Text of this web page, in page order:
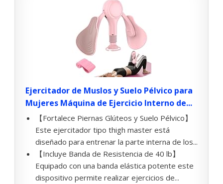
Ejercitador de Muslos y Suelo Pélvico para
Mujeres Máquina de Ejercicio Interno de...
【Fortalece Piernas Glúteos y Suelo Pélvico】
Este ejercitador tipo thigh master está
diseñado para entrenar la parte interna de los...
【Incluye Banda de Resistencia de 40 lb】
Equipado con una banda elástica potente este
dispositivo permite realizar ejercicios de...